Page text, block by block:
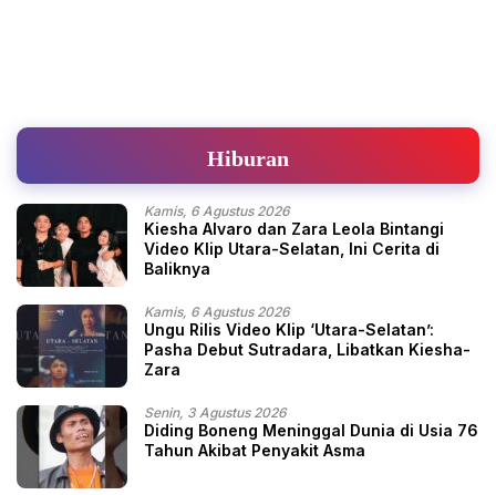
Hiburan
Kamis, 6 Agustus 2026
Kiesha Alvaro dan Zara Leola Bintangi
Video Klip Utara-Selatan, Ini Cerita di
Baliknya
Kamis, 6 Agustus 2026
Ungu Rilis Video Klip ‘Utara-Selatan’:
Pasha Debut Sutradara, Libatkan Kiesha-
Zara
Senin, 3 Agustus 2026
Diding Boneng Meninggal Dunia di Usia 76
Tahun Akibat Penyakit Asma